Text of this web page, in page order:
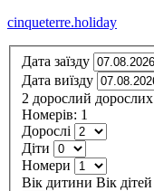
cinqueterre.holiday
Дата заїзду
Дата виїзду
2 дорослий дорослих
Номерів: 1
Дорослі
Діти
Номери
Вік дитини Вік дітей